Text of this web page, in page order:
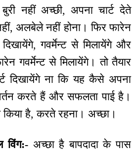
बुरी नहीं अच्छी, अपना चार्ट देते
अलबेले नहीं होना। फिर फारेन
गवर्मेन्ट से मिलायेंगे और
गवर्मेन्ट से मिलायेंगे। तो तैयार
दिखायेंगे ना कि यह कैसे अपना
करते हैं और सफलता पाई है।
है, करते रहना। अच्छा।
विंग:-अच्छा है बापदादा के पास